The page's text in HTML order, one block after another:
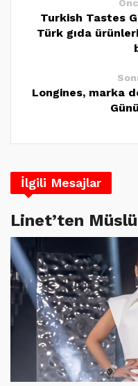
Turkish Tastes
Türk gıda
Longines, marka
İlgili Mesajlar
Linet’ten